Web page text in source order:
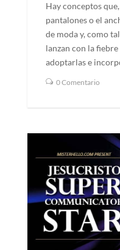
Hay conceptos
pantalones o el
de moda y, como
lanzan con la
adoptarlas e
0 Comentario